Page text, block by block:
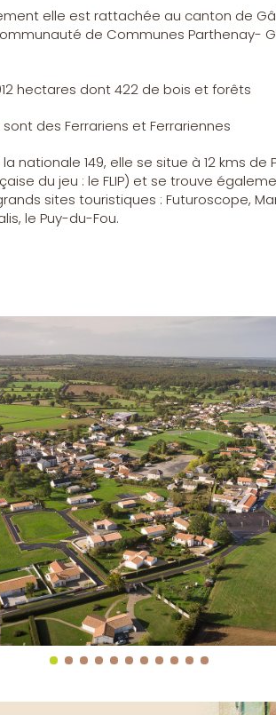
elle est rattachée au canton de
de Communes Parthenay-
hectares dont 422 de bois et forêts
des Ferrariens et Ferrariennes
nationale 149, elle se situe à 12 kms de
du jeu : le FLIP) et se trouve
sites touristiques : Futuroscope,
le Puy-du-Fou.